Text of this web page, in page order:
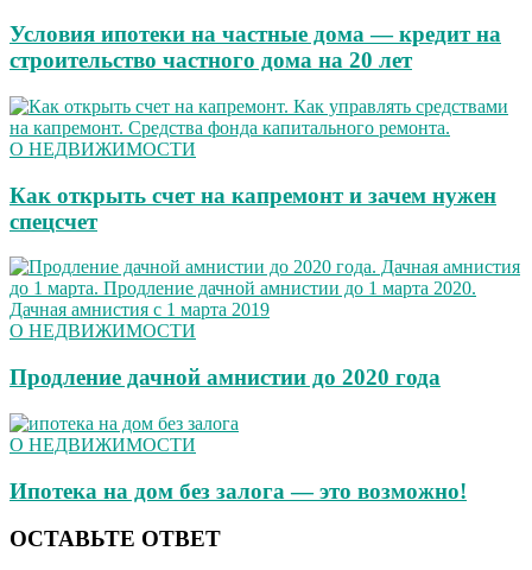
Условия ипотеки на частные дома — кредит на
строительство частного дома на 20 лет
О НЕДВИЖИМОСТИ
Как открыть счет на капремонт и зачем нужен
спецсчет
О НЕДВИЖИМОСТИ
Продление дачной амнистии до 2020 года
О НЕДВИЖИМОСТИ
Ипотека на дом без залога — это возможно!
ОСТАВЬТЕ ОТВЕТ